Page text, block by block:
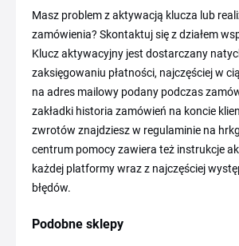
Masz problem z aktywacją klucza lub
zamówienia? Skontaktuj się z działem
Klucz aktywacyjny jest dostarczany
zaksięgowaniu płatności, najczęściej w
na adres mailowy podany podczas
zakładki historia zamówień na koncie
zwrotów znajdziesz w regulaminie na
centrum pomocy zawiera też instrukcje
każdej platformy wraz z najczęściej
błędów.
Podobne sklepy